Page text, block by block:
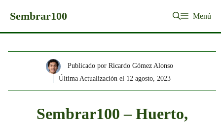
contenido
Sembrar100 Menú
Publicado por Ricardo Gómez Alonso
Última Actualización el 12 agosto, 2023
Sembrar100 – Huerto,